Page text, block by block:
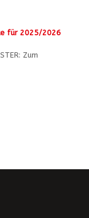
für 2025/2026
Zum